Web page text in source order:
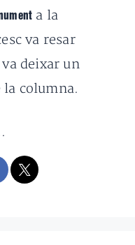
a la
va resar
deixar un
la columna.